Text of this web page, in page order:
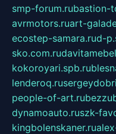
smp-forum.rubastion-
avrmotors.ruart-
ecostep-samara.rud-
sko.com.ru
kokoroyari.spb.ru
lenderoq.ru
people-of-art.ru
dynamoauto.ruszk-
kingbolenskaner.ru